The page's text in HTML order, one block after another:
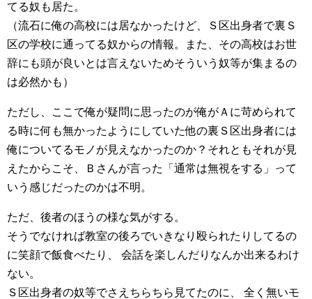
てる奴も居た。
（流石に俺の高校には居なかったけど、Ｓ区出身者で裏Ｓ
区の学校に通ってる奴からの情報。また、その高校はお世
辞にも頭が良いとは言えないためそういう奴等が集まるの
は必然かも）
ただし、ここで俺が疑問に思ったのが俺がＡに苛められて
る時に何も無かったようにしていた他の裏Ｓ区出身者には
俺についてるモノが見えなかったのか？それともそれが見
えたからこそ、Ｂさんが言った「通常は無視をする」って
いう感じだったのかは不明。
ただ、後者のほうの様な気がする。
そうでなければ教室の後ろでいきなり殴られたりしてるの
に笑顔で飯食べたり、 会話を楽しんだりなんか出来るわけ
ない。
Ｓ区出身者の奴等でさえちらちら見てたのに、 全く無いモ